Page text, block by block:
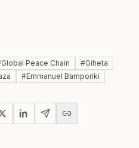
Global Peace Chain #Giheta
#Emmanuel Bamporiki